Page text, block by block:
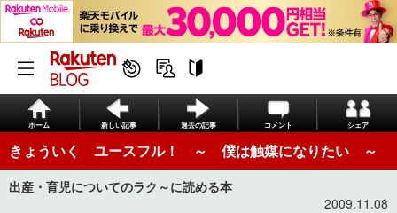
ホーム 新しい記事 過去の記事 コメント シェア
きょういく ユースフル！ ～ 僕は触媒になりたい ～
出産・育児についてのラク～に読める本
2009.11.08